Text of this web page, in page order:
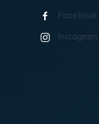
Facebook
Instagram